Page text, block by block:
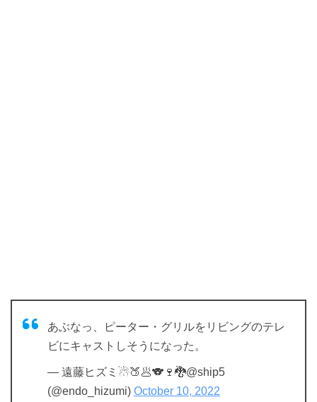
あぶなっ、ピーター・グリルをリビングのテレ
ビにキャストしそうになった。
— 遠藤ヒズミ☃🍑🥟🐨🍷🐉@ship5
(@endo_hizumi) October 10, 2022